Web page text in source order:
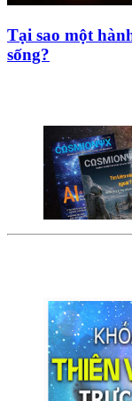
Tại sao một
sống?